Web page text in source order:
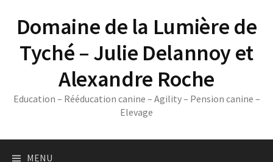
contentDomaine de la Lumière de
Tyché – Julie Delannoy et
Alexandre Roche
Education – Rééducation canine – Agility – Pension canine –
Elevage
MENU